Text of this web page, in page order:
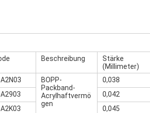
Beschreibung
Stärke
(Millimeter)
BOPP-
Packband-
Acrylhaftvermö
gen
0,038
0,042
0,045